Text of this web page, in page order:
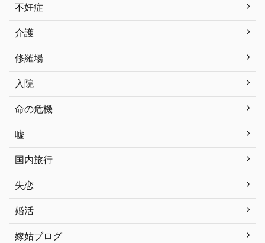
不妊症
介護
修羅場
入院
命の危機
嘘
国内旅行
失恋
婚活
嫁姑ブログ